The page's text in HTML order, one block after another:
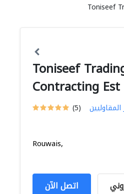
Toniseef
Toniseef
Contracting Est
(5) المقاوليين
Rouwais,
اتصل الآن